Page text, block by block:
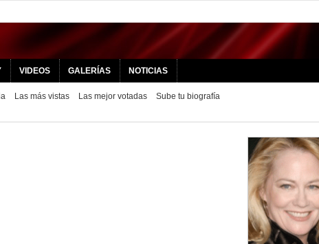
VIDEOS GALERÍAS NOTICIAS
Las más vistas Las mejor votadas Sube tu biografía